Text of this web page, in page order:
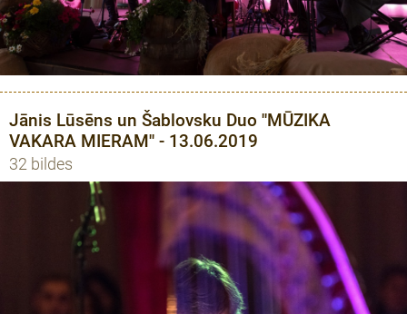
Jānis Lūsēns un Šablovsku Duo ''MŪZIKA
VAKARA MIERAM'' - 13.06.2019
32 bildes